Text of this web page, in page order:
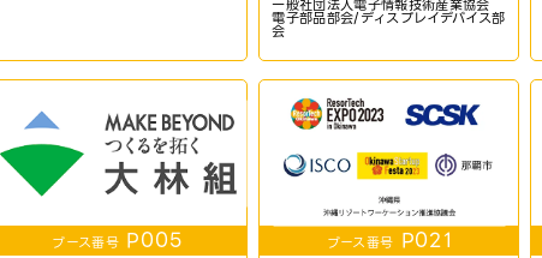
一般社団法人電子情報技術産業協会
電子部品部会/ディスプレイデバイス部
会
ブース番号P005 ブース番号 P021